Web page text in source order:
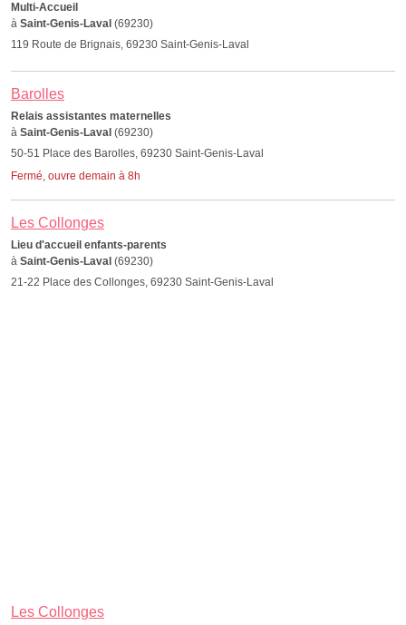
Multi-Accueil
à Saint-Genis-Laval (69230)
119 Route de Brignais, 69230 Saint-Genis-Laval
Barolles
Relais assistantes maternelles
à Saint-Genis-Laval (69230)
50-51 Place des Barolles, 69230 Saint-Genis-Laval
Fermé, ouvre demain à 8h
Les Collonges
Lieu d'accueil enfants-parents
à Saint-Genis-Laval (69230)
21-22 Place des Collonges, 69230 Saint-Genis-Laval
Les Collonges